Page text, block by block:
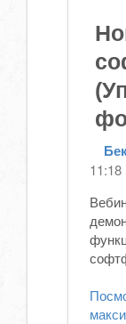
11:18